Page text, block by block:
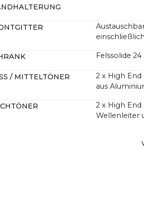
Felssolide
/ MITTELTÖNER
2 x High End
aus
2 x High
Wellenleiter